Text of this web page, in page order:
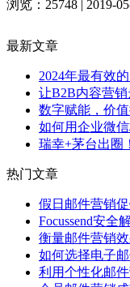
浏览：25748 | 2019-
最新文章
2024年最有效
让B2B内容营
数字赋能，价
如何用企业微
瑞幸+茅台出圈
热门文章
假日邮件营销
Focussend安全
衡量邮件营销
如何选择电子
利用个性化邮